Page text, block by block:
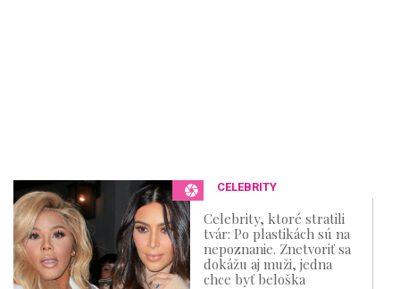
CELEBRITY
Celebrity, ktoré stratili
tvár: Po plastikách sú na
nepoznanie. Znetvoriť sa
dokážu aj muži, jedna
chce byť beloška